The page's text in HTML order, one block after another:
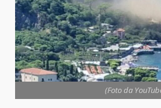
(Foto da